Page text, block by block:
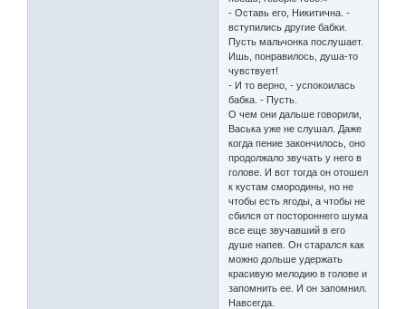
- Оставь его, Никитична. -
вступились другие бабки.
Пусть мальчонка послушает.
Ишь, понравилось, душа-то
чувствует!
- И то верно, - успокоилась
бабка. - Пусть.
О чем они дальше говорили,
Васька уже не слушал. Даже
когда пение закончилось, оно
продолжало звучать у него в
голове. И вот тогда он отошел
к кустам смородины, но не
чтобы есть ягоды, а чтобы не
сбился от постороннего шума
все еще звучавший в его
душе напев. Он старался как
можно дольше удержать
красивую мелодию в голове и
запомнить ее. И он запомнил.
Навсегда.